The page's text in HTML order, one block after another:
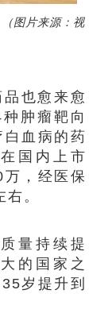
图片来源：视
也愈来愈
肿瘤靶向
血病的药
国内上市
，经医保
。
量持续提
的国家之
岁提升到